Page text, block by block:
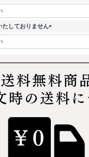
たしておりません
(
)